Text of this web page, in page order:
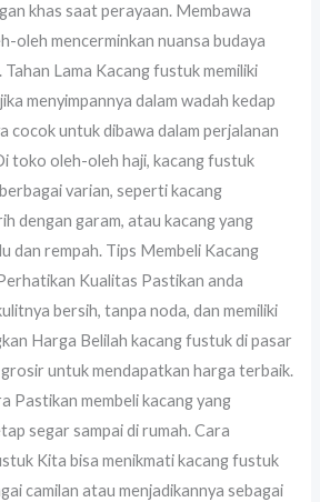
khas saat perayaan. Membawa
oleh mencerminkan nuansa budaya
Lama Kacang fustuk memiliki
menyimpannya dalam wadah kedap
cocok untuk dibawa dalam perjalanan
toko oleh-oleh haji, kacang fustuk
varian, seperti kacang
dengan garam, atau kacang yang
dan rempah. Tips Membeli Kacang
Kualitas Pastikan anda
bersih, tanpa noda, dan memiliki
Harga Belilah kacang fustuk di pasar
untuk mendapatkan harga terbaik.
Pastikan membeli kacang yang
segar sampai di rumah. Cara
Kita bisa menikmati kacang fustuk
camilan atau menjadikannya sebagai